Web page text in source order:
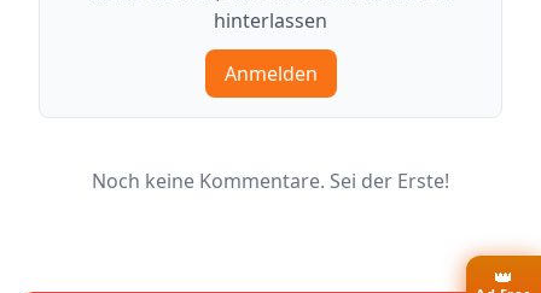
hinterlassen
Anmelden
Noch keine Kommentare. Sei der Erste!
👑